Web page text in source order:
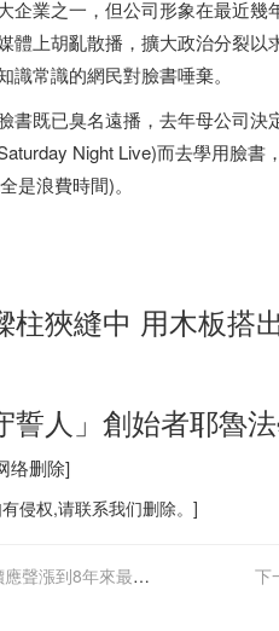
企業之一，但公司形象在最近幾
體上胡亂散播，擴大政治分裂
常識的網民對臉書唾棄。
書既已臭名遠播，去年母公司
Night Live)而去學用臉
是浪費時間)。
狹縫中 用木板搭
誓人」創始者耶魯
络删除]
侵权,请联系我们删除。]
聲漲到8年來最高
下